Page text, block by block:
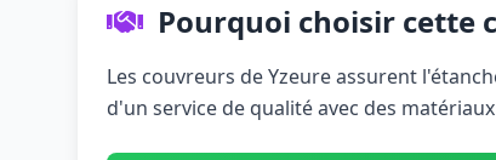
Pourquoi choisir cette
Les couvreurs de Yzeure assurent
d'un service de qualité avec des